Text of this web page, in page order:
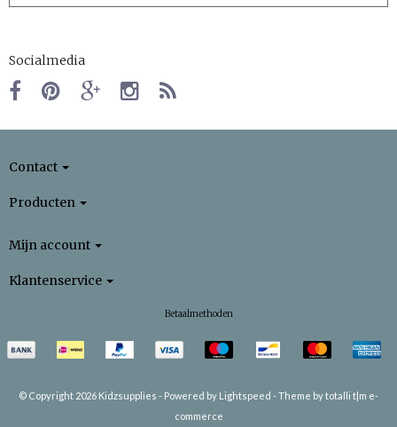
Socialmedia
Contact
Producten
Mijn account
Klantenservice
Betaalmethoden
© Copyright 2026 Kidzsupplies - Powered by Lightspeed -Theme by totalli t|m e-
commerce